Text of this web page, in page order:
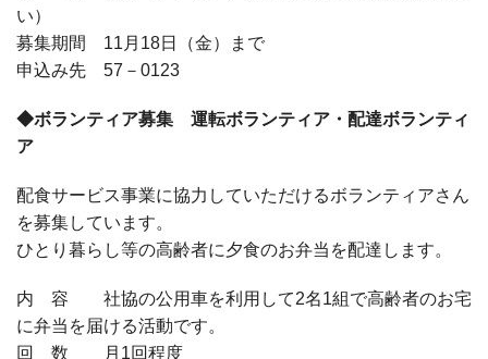
い）
募集期間 11月18日（金）まで
申込み先 57－0123
◆ボランティア募集 運転ボランティア・配達ボランティ
ア
配食サービス事業に協力していただけるボランティアさん
を募集しています。
ひとり暮らし等の高齢者に夕食のお弁当を配達します。
内 容 社協の公用車を利用して2名1組で高齢者のお宅
に弁当を届ける活動です。
回 数 月1回程度